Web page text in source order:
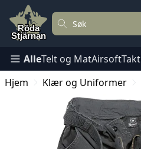
AlleTelt og MatAirsoft
Hjem
Klær og Uniformer